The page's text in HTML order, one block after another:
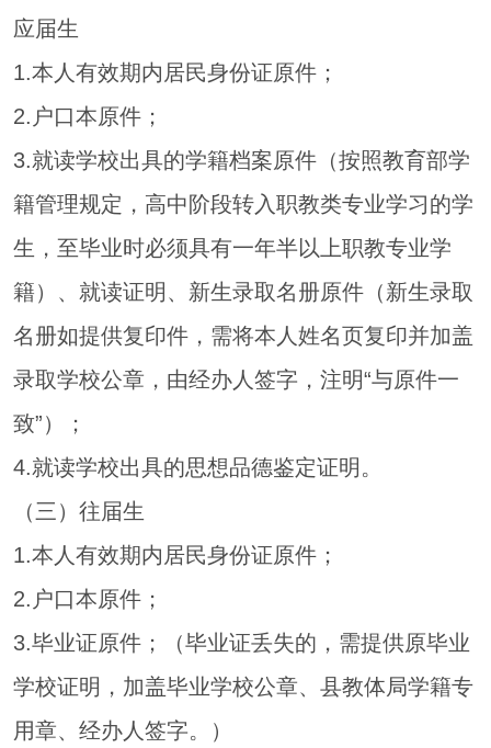
应届生
1.本人有效期内居民身份证原件；
2.户口本原件；
3.就读学校出具的学籍档案原件（按照教育部学
籍管理规定，高中阶段转入职教类专业学习的学
生，至毕业时必须具有一年半以上职教专业学
籍）、就读证明、新生录取名册原件（新生录取
名册如提供复印件，需将本人姓名页复印并加盖
录取学校公章，由经办人签字，注明“与原件一
致”）；
4.就读学校出具的思想品德鉴定证明。
（三）往届生
1.本人有效期内居民身份证原件；
2.户口本原件；
3.毕业证原件；（毕业证丢失的，需提供原毕业
学校证明，加盖毕业学校公章、县教体局学籍专
用章、经办人签字。）